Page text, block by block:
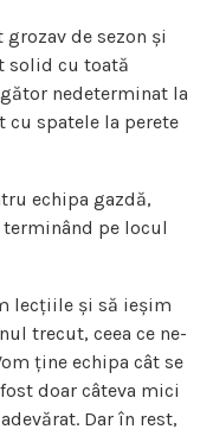
de sezon și
solid cu toată
nedeterminat la
cu spatele la perete
echipa gazdă,
pe locul
lecțiile și să ieșim
trecut, ceea ce ne-
ține echipa cât se
doar câteva mici
Dar în rest,